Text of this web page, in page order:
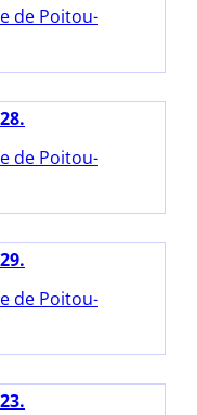
de Poitou-
de Poitou-
de Poitou-